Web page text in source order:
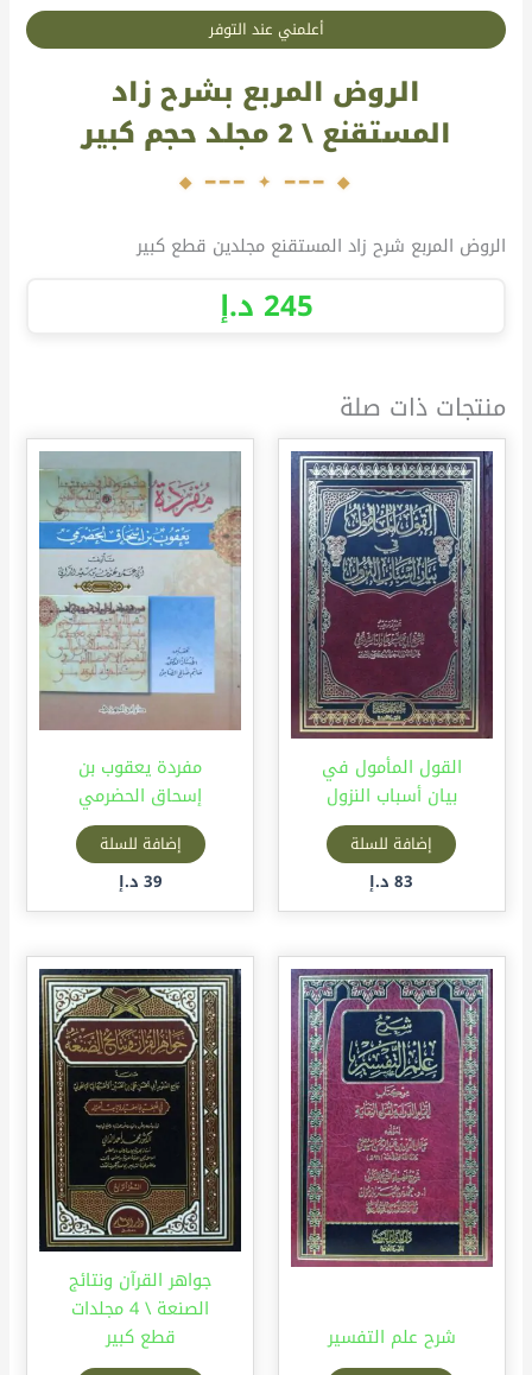
الروض المربع بشرح زاد
المستقنع \ 2 مجلد حجم كبير
الروض المربع شرح زاد المستقنع مجلدين قطع كبير
أعلمني عند التوفر
245 د.إ
منتجات ذات صلة
القول المأمول في
بيان أسباب النزول
إضافة للسلة
83 د.إ
مفردة يعقوب بن
إسحاق الحضرمي
إضافة للسلة
39 د.إ
شرح علم التفسير
جواهر القرآن ونتائج
الصنعة \ 4 مجلدات
قطع كبير